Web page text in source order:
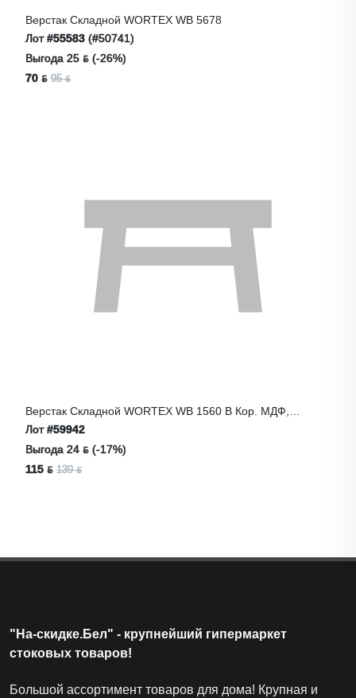
Верстак Складной WORTEX WB 5678
Лот#55583 (#50741)
Выгода 25 ƃ (-26%)
70 ƃ 95 ƃ
Верстак Складной WORTEX WB 1560 В Кор. МДФ,
605x640x800 Мм, Регулировк
Лот#59942
Выгода 24 ƃ (-17%)
115 ƃ 139 ƃ
"На-скидке.Бел" - крупнейший гипермаркет
стоковых товаров!
Большой ассортимент товаров для дома! Крупная и